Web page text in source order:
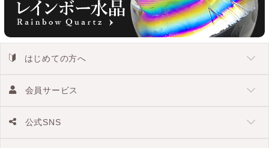
はじめての方へ
会員サービス
公式SNS